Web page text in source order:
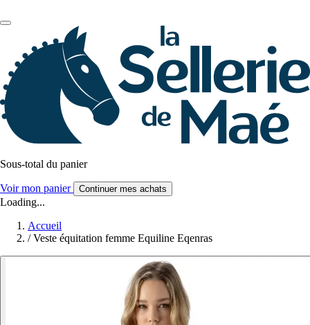
Sous-total du panier
Voir mon panier Continuer mes achats
Loading...
Accueil
/ Veste équitation femme Equiline Eqenras